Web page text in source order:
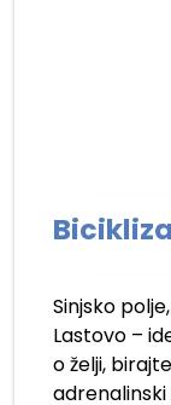
Sinjsko
Lastovo –
o želji,
adrenalinski